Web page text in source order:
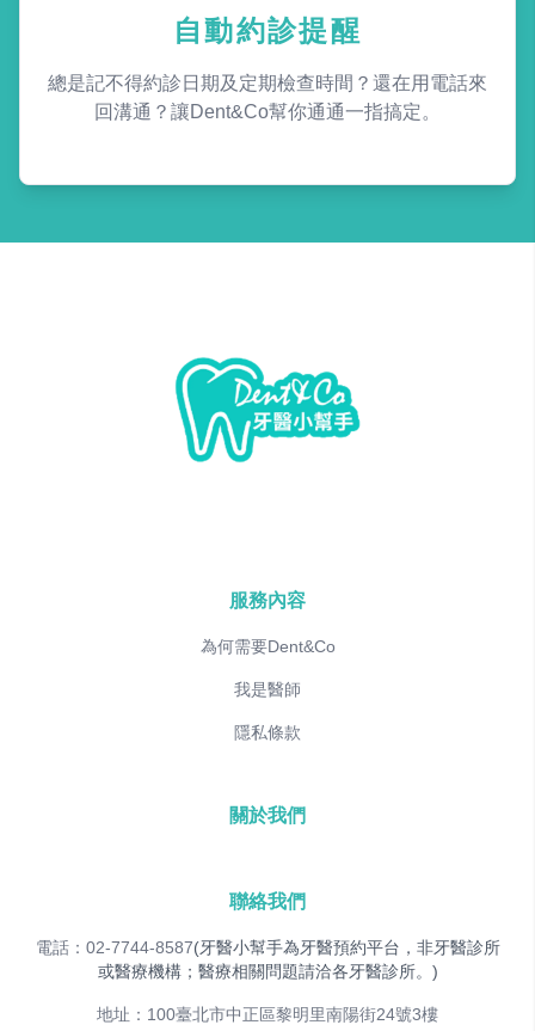
自動約診提醒
總是記不得約診日期及定期檢查時間？還在用電話來
回溝通？讓Dent&Co幫你通通一指搞定。
服務內容
為何需要Dent&Co
我是醫師
隱私條款
關於我們
聯絡我們
電話：02-7744-8587(牙醫小幫手為牙醫預約平台，非牙醫診所
或醫療機構；醫療相關問題請洽各牙醫診所。)
地址：100臺北市中正區黎明里南陽街24號3樓